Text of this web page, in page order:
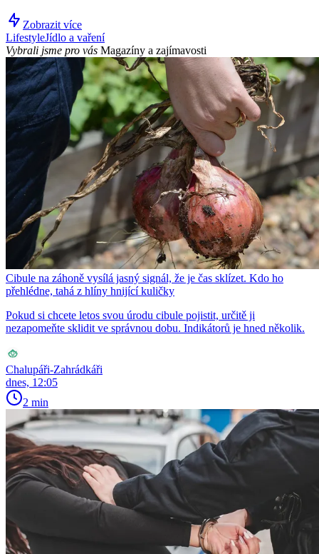
Zobrazit více
LifestyleJídlo a vaření
Vybrali jsme pro vás Magazíny a zajímavosti
Cibule na záhoně vysílá jasný signál, že je čas sklízet. Kdo ho
přehlédne, tahá z hlíny hnijící kuličky
Pokud si chcete letos svou úrodu cibule pojistit, určitě ji
nezapomeňte sklidit ve správnou dobu. Indikátorů je hned několik.
Chalupáři-Zahrádkáři
dnes, 12:05
2 min